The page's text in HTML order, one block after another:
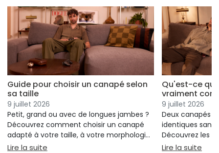
Guide pour choisir un canapé selon
sa taille
9 juillet 2026
Petit, grand ou avec de longues jambes ?
Découvrez comment choisir un canapé
adapté à votre taille, à votre morphologie
et à votre confort.
Lire la suite : Guide pour choisir un canapé selon sa taille
Qu'est-ce qui
vraiment
9 juillet 2026
Deux canapés
identiques
Découvrez les
réellement
Lire la suite